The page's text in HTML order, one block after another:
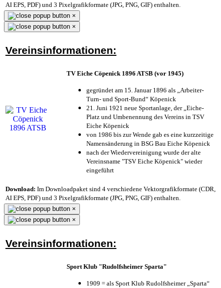
AI EPS, PDF) und 3 Pixelgrafikformate (JPG, PNG, GIF) enthalten.
×
×
Vereinsinformationen:
TV Eiche Cöpenick 1896 ATSB (vor 1945)
gegründet am 15. Januar 1896 als „Arbeiter-
Turn- und Sport-Bund“ Köpenick
21. Juni 1921 neue Sportanlage, der „Eiche-
Platz und Umbenennung des Vereins in TSV
Eiche Köpenick
von 1986 bis zur Wende gab es eine kurzzeitige
Namensänderung in BSG Bau Eiche Köpenick
nach der Wiedervereinigung wurde der alte
Vereinsname "TSV Eiche Köpenick" wieder
eingeführt
Download: Im Downloadpaket sind 4 verschiedene Vektorgrafikformate (CDR,
AI EPS, PDF) und 3 Pixelgrafikformate (JPG, PNG, GIF) enthalten.
×
×
Vereinsinformationen:
Sport Klub "Rudolfsheimer Sparta"
1909 = als Sport Klub Rudolfsheimer „Sparta“